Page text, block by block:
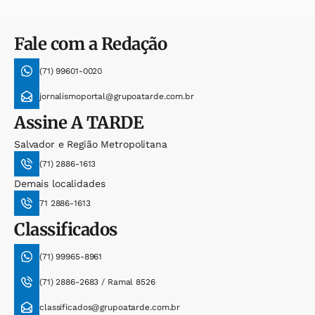
Fale com a Redação
(71) 99601-0020
jornalismoportal@grupoatarde.com.br
AssineA TARDE
Salvador e Região Metropolitana
(71) 2886-1613
Demais localidades
71 2886-1613
Classificados
(71) 99965-8961
(71) 2886-2683 / Ramal 8526
classificados@grupoatarde.com.br